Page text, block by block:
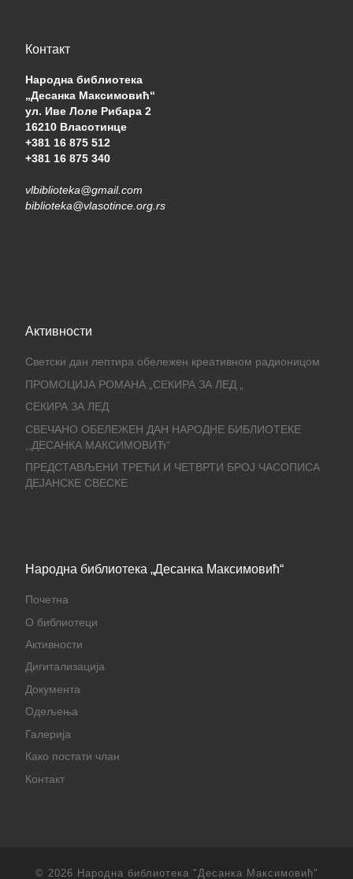
Контакт
Народна библиотека
„Десанка Максимовић“
ул. Иве Лоле Рибара 2
16210 Власотинце
+381 16 875 512
+381 16 875 340
vlbiblioteka@gmail.com
biblioteka@vlasotince.org.rs
Активности
Светски дан лептира обележен креативном радионицом
ПРОМОЦИЈА РОМАНА „СЕКИРА ЗА ЛЕД „
СЕКИРА ЗА ЛЕД
СВЕЧАНО ОБЕЛЕЖЕН ДАН НАРОДНЕ БИБЛИОТЕКЕ
,,ДЕСАНКА МАКСИМОВИЋ“
ПРЕДСТАВЉЕНИ ТРЕЋИ И ЧЕТВРТИ БРОЈ ЧАСОПИСА
ДЕЈАНСКЕ СВЕСКЕ
Народна библиотека „Десанка Максимовић“
Почетна
О библиотеци
Активности
Дигитализација
Документа
Одељења
Галерија
Како постати члан
Контакт
© 2026 Народна библиотека "Десанка Максимовић"